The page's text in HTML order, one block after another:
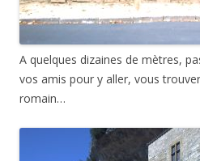
A quelques dizaines de mètres,
vos amis pour y aller, vous
romain…